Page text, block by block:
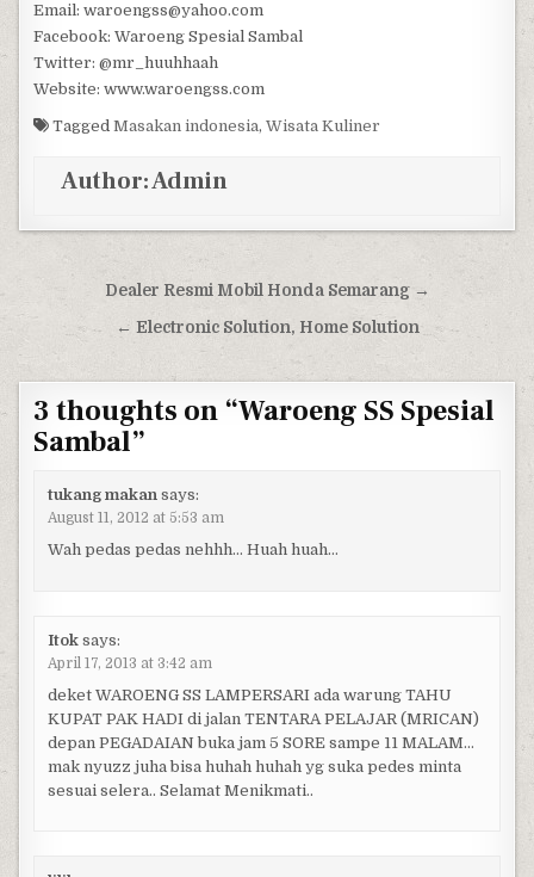
Email: waroengss@yahoo.com
Facebook: Waroeng Spesial Sambal
Twitter: @mr_huuhhaah
Website: www.waroengss.com
TaggedMasakan indonesia,Wisata Kuliner
Author:Admin
Post navigation
Dealer Resmi Mobil Honda Semarang →
← Electronic Solution, Home Solution
3 thoughts on “Waroeng SS Spesial
Sambal”
tukang makan says:
August 11, 2012 at 5:53 am
Wah pedas pedas nehhh… Huah huah…
Itok says:
April 17, 2013 at 3:42 am
deket WAROENG SS LAMPERSARI ada warung TAHU
KUPAT PAK HADI di jalan TENTARA PELAJAR (MRICAN)
depan PEGADAIAN buka jam 5 SORE sampe 11 MALAM…
mak nyuzz juha bisa huhah huhah yg suka pedes minta
sesuai selera.. Selamat Menikmati..